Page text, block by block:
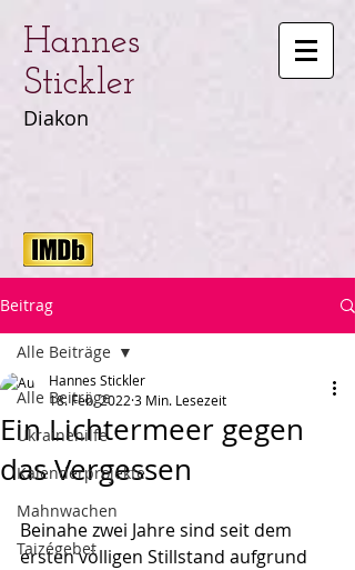
Hannes
Stickler
Diakon
Beitrag
Alle Beiträge
Ukrainehilfe
Kalenderprojekte
Mahnwachen
Taizégebet
Alle Beiträge
Ein Lichtermeer gegen
das Vergessen
Hannes Stickler
18. Feb. 2022 3 Min. Lesezeit
Beinahe zwei Jahre sind seit dem
ersten völligen Stillstand aufgrund